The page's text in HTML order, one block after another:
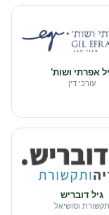
אפרתי ושות'
עורכי דין
גיל דובריש
תקשורת וסושיאל